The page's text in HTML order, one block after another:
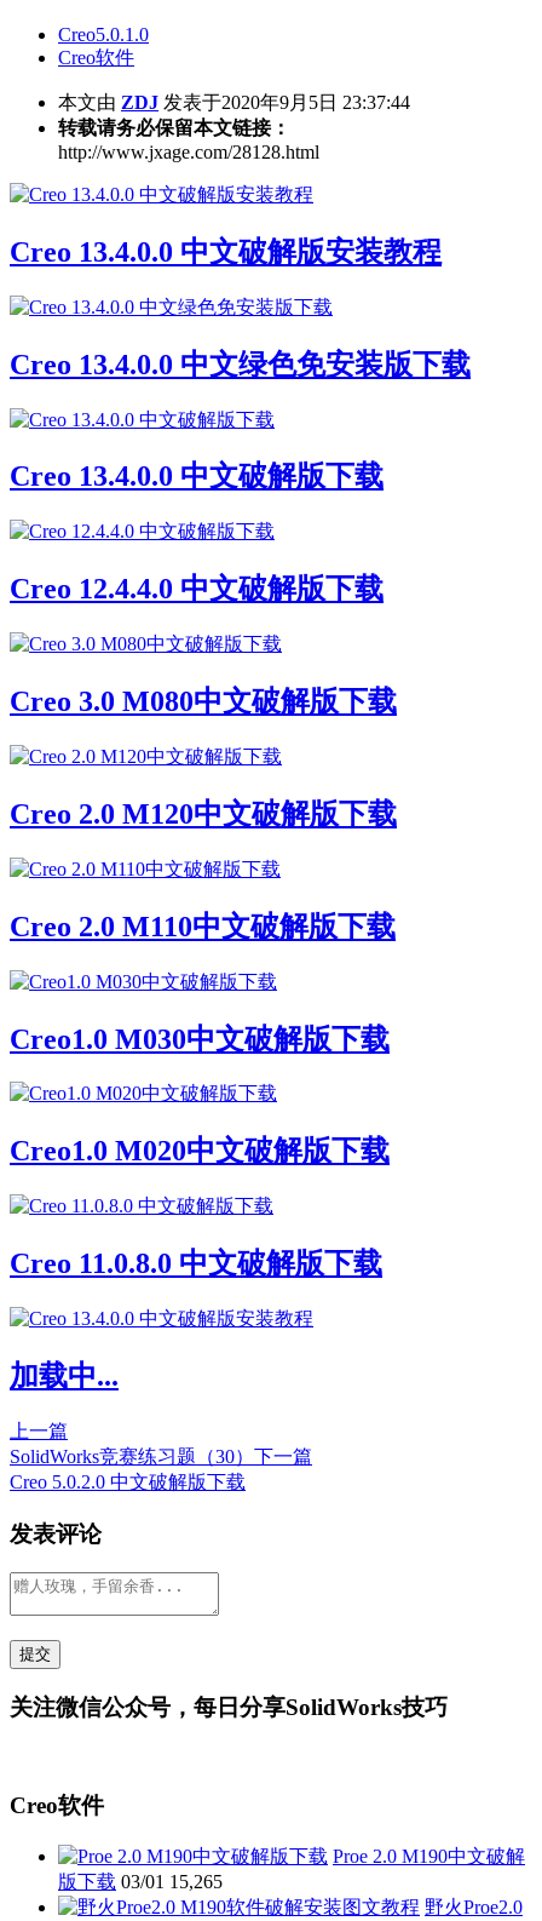
Creo5.0.1.0
Creo软件
本文由 ZDJ 发表于2020年9月5日 23:37:44
转载请务必保留本文链接：
http://www.jxage.com/28128.html
Creo 13.4.0.0 中文破解版安装教程
Creo 13.4.0.0 中文绿色免安装版下载
Creo 13.4.0.0 中文破解版下载
Creo 12.4.4.0 中文破解版下载
Creo 3.0 M080中文破解版下载
Creo 2.0 M120中文破解版下载
Creo 2.0 M110中文破解版下载
Creo1.0 M030中文破解版下载
Creo1.0 M020中文破解版下载
Creo 11.0.8.0 中文破解版下载
加载中...
上一篇
SolidWorks竞赛练习题（30） 下一篇
Creo 5.0.2.0 中文破解版下载
发表评论
关注微信公众号，每日分享SolidWorks技巧
Creo软件
Proe 2.0 M190中文破解
版下载 03/01 15,265
野火Proe2.0